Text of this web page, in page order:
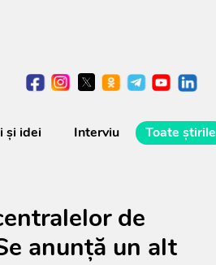
şi idei Interviu Toate știrile
de
anunță un alt